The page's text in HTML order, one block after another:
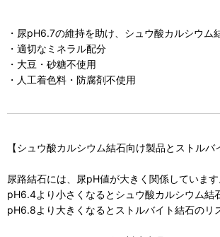
・尿pH6.7の維持を助け、シュウ酸カルシウム
・適切なミネラル配分
・大豆・砂糖不使用
・人工着色料・防腐剤不使用
【シュウ酸カルシウム結石向け製品とストルバ
尿路結石には、尿pH値が大きく関係しています
pH6.4より小さくなるとシュウ酸カルシウム結
pH6.8より大きくなるとストルバイト結石のリ